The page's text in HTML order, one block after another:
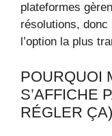
plateformes
résolutions, donc
l’option la plus
POURQUOI
S’AFFICHE
RÉGLER